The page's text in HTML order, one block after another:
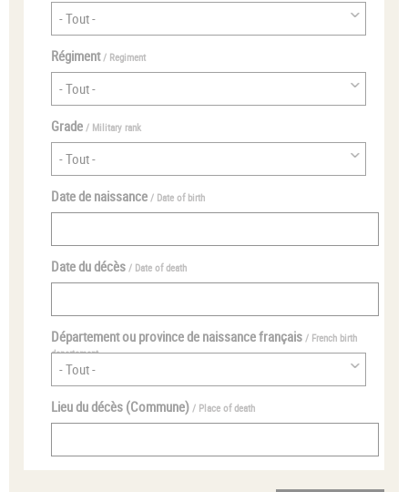
Régiment/ Regiment
Grade / Military rank
Date de naissance / Date of birth
Date du décès / Date of death
Département ou province de naissance français / French birth
departement
Lieu du décès (Commune) / Place of death